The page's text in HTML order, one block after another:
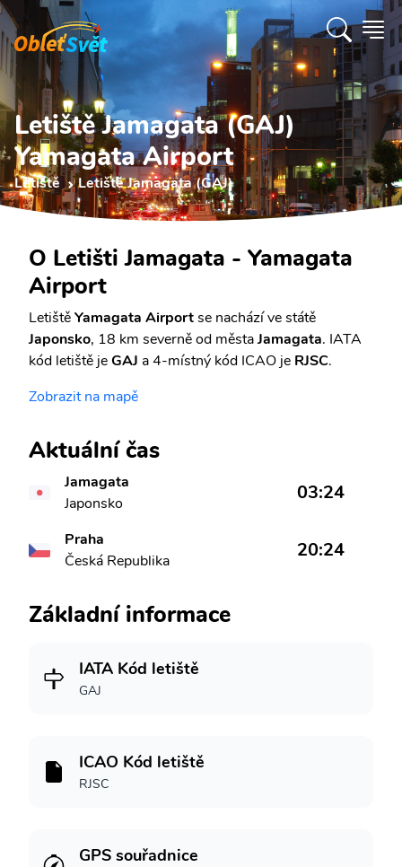
Letiště Jamagata (GAJ)
Yamagata Airport
Letiště Letiště Jamagata (GAJ)
O Letišti Jamagata - Yamagata
Airport
LetištěYamagata Airportse nachází ve státě
Japonsko, 18 km severně od městaJamagata. IATA
kód letiště jeGAJ a 4-místný kód ICAO je RJSC.
Zobrazit na mapě
Aktuální čas
Jamagata
Japonsko
03:24
Praha
Česká Republika
20:24
Základní informace
IATA Kód letiště
GAJ
ICAO Kód letiště
RJSC
GPS souřadnice